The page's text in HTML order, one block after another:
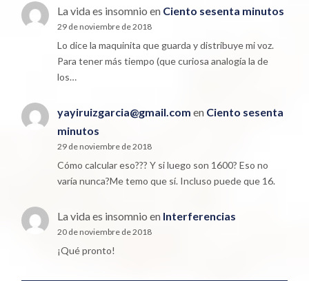
La vida es insomnio en Ciento sesenta minutos
29 de noviembre de 2018
Lo dice la maquinita que guarda y distribuye mi voz.
Para tener más tiempo (que curiosa analogía la de
los…
yayiruizgarcia@gmail.com en Ciento sesenta
minutos
29 de noviembre de 2018
Cómo calcular eso??? Y si luego son 1600? Eso no
varía nunca?Me temo que sí. Incluso puede que 16.
La vida es insomnio en Interferencias
20 de noviembre de 2018
¡Qué pronto!